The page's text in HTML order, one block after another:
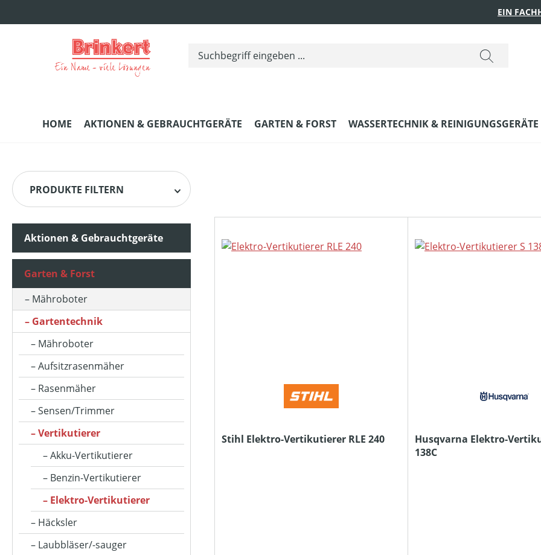
EIN
HOME AKTIONEN & GEBRAUCHTGERÄTE GARTEN & FORST WASSERTECHNIK & REINIGUNGSGERÄTE
PRODUKTE FILTERN
HERSTELLER
ARBEITSSTUFENANZAHL
BETRIEBSART
FANGSACKVOLUMEN MAX (IN L)
FARBE (GERÄT)
FLÄCHENLEISTUNG MAX (IN M²)
KLASSIFIZIERUNG
Aktionen & Gebrauchtgeräte
Garten & Forst
Mähroboter
Gartentechnik
Mähroboter
Aufsitzrasenmäher
Rasenmäher
Sensen/Trimmer
Vertikutierer
Akku-Vertikutierer
Benzin-Vertikutierer
Elektro-Vertikutierer
Häcksler
Laubbläser/-sauger
Stihl Elektro-Vertikutierer RLE 240
Husqvarna Elektro-
138C